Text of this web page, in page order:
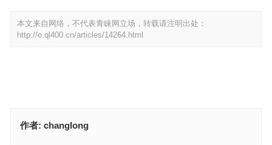
本文来自网络，不代表青睐网立场，转载请注明出处：
http://o.ql400.cn/articles/14264.html
作者: changlong